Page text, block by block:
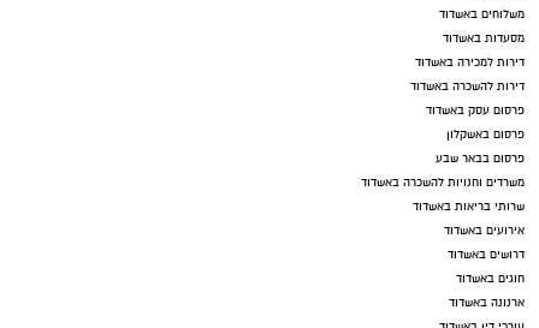
משלוחים באשדוד
מסעדות באשדוד
דירות למכירה באשדוד
דירות להשכרה באשדוד
פרסום עסק באשדוד
פרסום באשקלון
פרסום בבאר שבע
משרדים וחנויות להשכרה באשדוד
שרותי בריאות באשדוד
אירועים באשדוד
דרושים באשדוד
חוגים באשדוד
ארנונה באשדוד